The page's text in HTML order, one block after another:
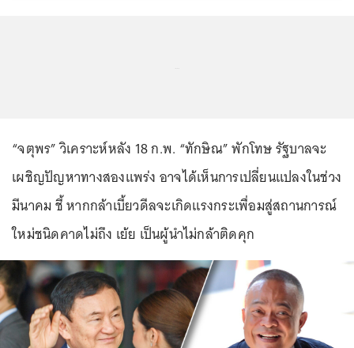
“จตุพร” วิเคราะห์หลัง 18 ก.พ. “ทักษิณ” พักโทษ รัฐบาลจะ
เผชิญปัญหาทางสองแพร่ง อาจได้เห็นการเปลี่ยนแปลงในช่วง
มีนาคม ชี้ หากกล้าเบี้ยวดีลจะเกิดแรงกระเพื่อมสู่สถานการณ์
ใหม่ชนิดคาดไม่ถึง เย้ย เป็นผู้นำไม่กล้าติดคุก